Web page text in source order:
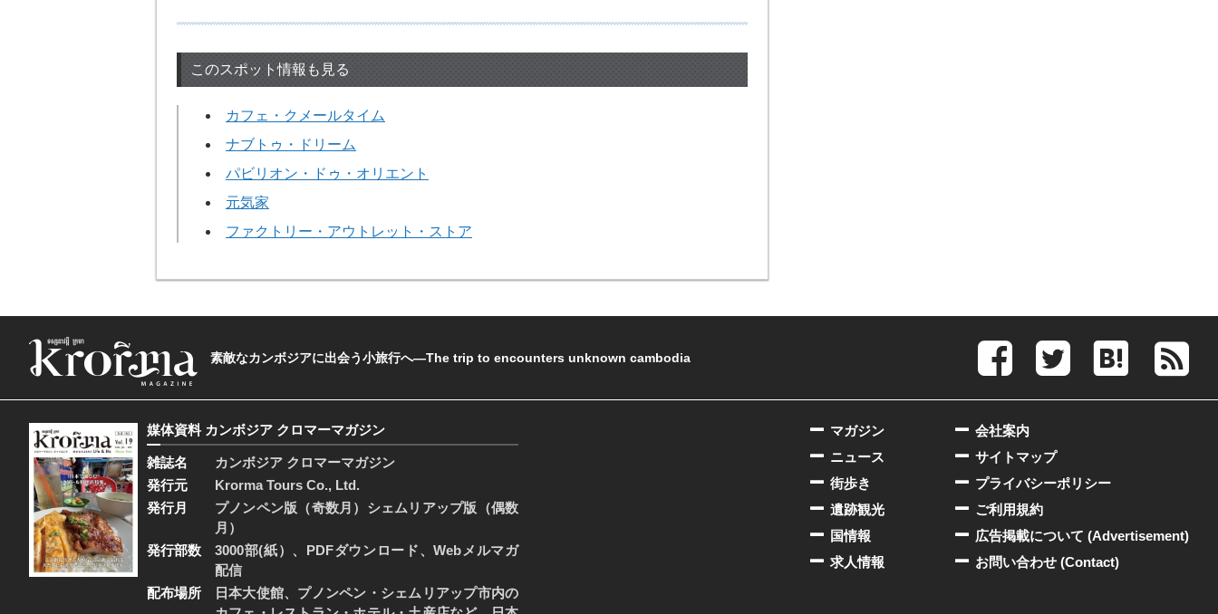
このスポット情報も見る
カフェ・クメールタイム
ナブトゥ・ドリーム
パビリオン・ドゥ・オリエント
元気家
ファクトリー・アウトレット・ストア
素敵なカンボジアに出会う小旅行へ―The trip to encounters unknown cambodia
媒体資料 カンボジア クロマーマガジン
雑誌名
カンボジア クロマーマガジン
発行元
Krorma Tours Co., Ltd.
発行月
プノンペン版（奇数月）シェムリアップ版（偶数
月）
発行部数
3000部(紙）、PDFダウンロード、Webメルマガ
配信
配布場所
日本大使館、プノンペン・シェムリアップ市内の
会社案内
サイトマップ
プライバシーポリシー
ご利用規約
広告掲載について (Advertisement)
お問い合わせ (Contact)
マガジン
ニュース
街歩き
遺跡観光
国情報
求人情報